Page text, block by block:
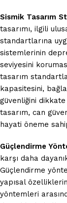
Sismik Tasarım
tasarımı, ilgili
standartlarına
sistemlerinin
seviyesini
tasarım
kapasitesini,
güvenliğini dikkate
tasarım, can
hayati öneme
Güçlendirme
karşı daha
Güçlendirme
yapısal
yöntemleri